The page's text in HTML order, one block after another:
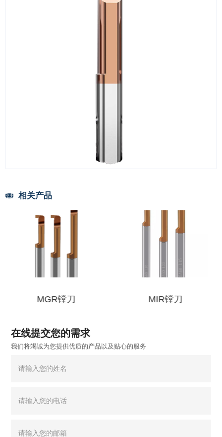
相关产品
MGR镗刀 MIR镗刀
在线提交您的需求
我们将竭诚为您提供优质的产品以及贴心的服务